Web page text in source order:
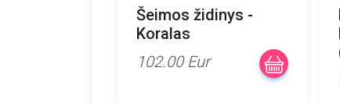
Šeimos židinys -
Koralas
102.00 Eur